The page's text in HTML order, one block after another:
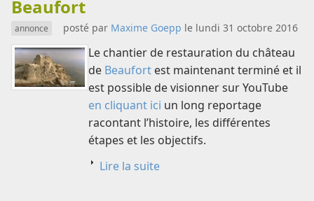
Beaufort
annonce posté par Maxime Goepp le lundi 31 octobre 2016
Le chantier de restauration du château
de Beaufort est maintenant terminé et il
est possible de visionner sur YouTube
en cliquant ici un long reportage
racontant l’histoire, les différentes
étapes et les objectifs.
Lire la suite